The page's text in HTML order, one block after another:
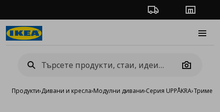
Проследяване на
Camera
Продукти›Дивани и кресла›Модулни дивани›Серия UPPÅKRA›